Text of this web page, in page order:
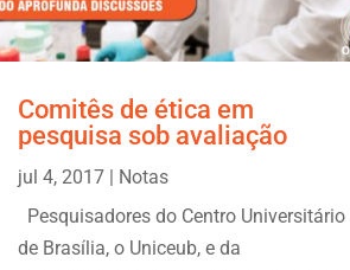
Comitês de ética em
pesquisa sob avaliação
jul 4, 2017| Notas
Pesquisadores do Centro Universitário
de Brasília, o Uniceub, e da